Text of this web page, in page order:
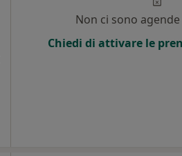
Non ci sono
Chiedi di attivare le